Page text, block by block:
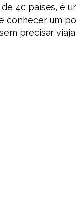
40 países, é
conhecer um
precisar